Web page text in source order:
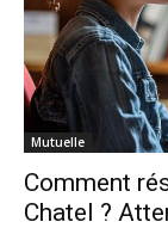
Mutuelle
Comment
Chatel ?